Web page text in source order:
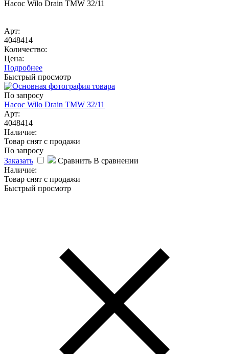
Насос Wilo Drain TMW 32/11
Арт:
4048414
Количество:
Цена:
Подробнее
Быстрый просмотр
По запросу
Насос Wilo Drain TMW 32/11
Арт:
4048414
Наличие:
Товар снят с продажи
По запросу
Заказать
Сравнить В сравнении
Наличие:
Товар снят с продажи
Быстрый просмотр